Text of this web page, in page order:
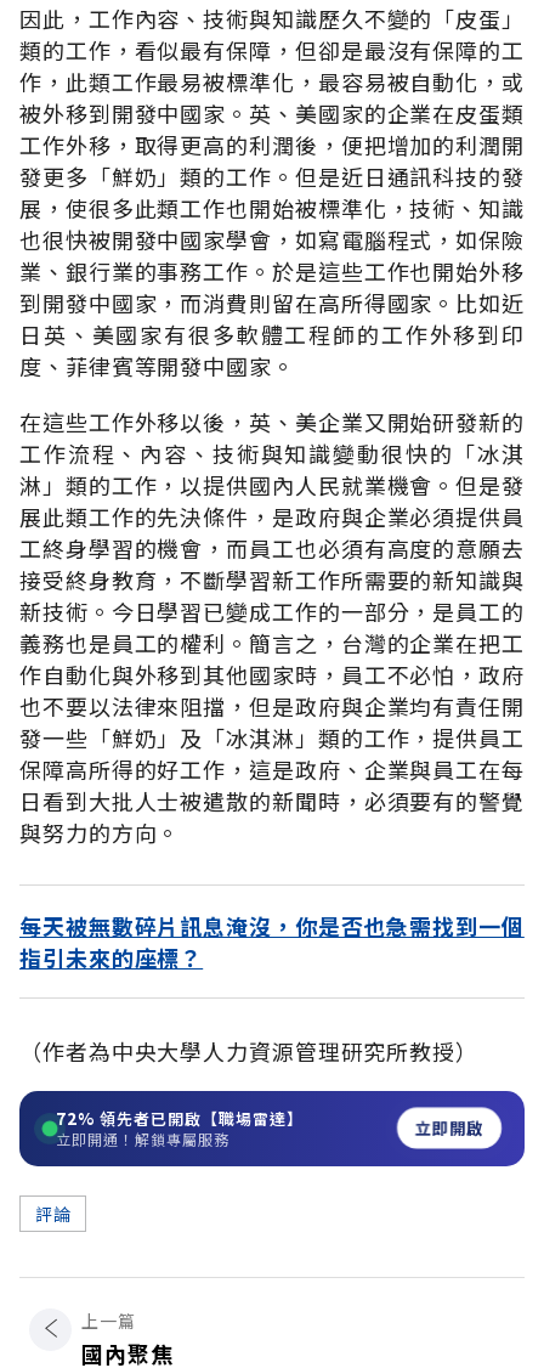
因此，工作內容、技術與知識歷久不變的「皮蛋」
類的工作，看似最有保障，但卻是最沒有保障的工
作，此類工作最易被標準化，最容易被自動化，或
被外移到開發中國家。英、美國家的企業在皮蛋類
工作外移，取得更高的利潤後，便把增加的利潤開
發更多「鮮奶」類的工作。但是近日通訊科技的發
展，使很多此類工作也開始被標準化，技術、知識
也很快被開發中國家學會，如寫電腦程式，如保險
業、銀行業的事務工作。於是這些工作也開始外移
到開發中國家，而消費則留在高所得國家。比如近
日英、美國家有很多軟體工程師的工作外移到印
度、菲律賓等開發中國家。
在這些工作外移以後，英、美企業又開始研發新的
工作流程、內容、技術與知識變動很快的「冰淇
淋」類的工作，以提供國內人民就業機會。但是發
展此類工作的先決條件，是政府與企業必須提供員
工終身學習的機會，而員工也必須有高度的意願去
接受終身教育，不斷學習新工作所需要的新知識與
新技術。今日學習已變成工作的一部分，是員工的
義務也是員工的權利。簡言之，台灣的企業在把工
作自動化與外移到其他國家時，員工不必怕，政府
也不要以法律來阻擋，但是政府與企業均有責任開
發一些「鮮奶」及「冰淇淋」類的工作，提供員工
保障高所得的好工作，這是政府、企業與員工在每
日看到大批人士被遣散的新聞時，必須要有的警覺
與努力的方向。
每天被無數碎片訊息淹沒，你是否也急需找到一個
指引未來的座標？
（作者為中央大學人力資源管理研究所教授）
72% 領先者已開啟【職場雷達】
立即開通！解鎖專屬服務 立即開啟
評論
上一篇
國內聚焦